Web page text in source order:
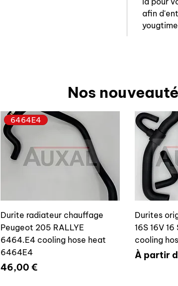
afin
Nos
6464E4
Durite radiateur chauffage
Peugeot 205 RALLYE
6464.E4 cooling hose heat
6464E4
Prix
46,00 €
Durites
16S 16V
cooling
À partir
Prix